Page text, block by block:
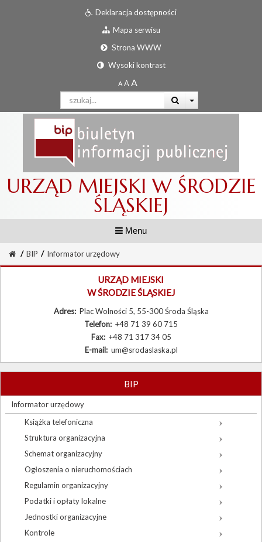
Deklaracja dostępności
Mapa serwisu
Strona WWW
Wysoki kontrast
URZĄD MIEJSKI W ŚRODZIE
ŚLĄSKIEJ
Menu
Informator urzędowy
Procedury urzędowe
Wybory
Sygnaliści
/ BIP / Informator urzędowy
URZĄD MIEJSKI
W ŚRODZIE ŚLĄSKIEJ
Adres: Plac Wolności 5, 55-300 Środa Śląska
Telefon: +48 71 39 60 715
Fax: +48 71 317 34 05
E-mail: um@srodaslaska.pl
BIP
Informator urzędowy
Książka telefoniczna
Struktura organizacyjna
Schemat organizacyjny
Ogłoszenia o nieruchomościach
Regulamin organizacyjny
Podatki i opłaty lokalne
Jednostki organizacyjne
Kontrole